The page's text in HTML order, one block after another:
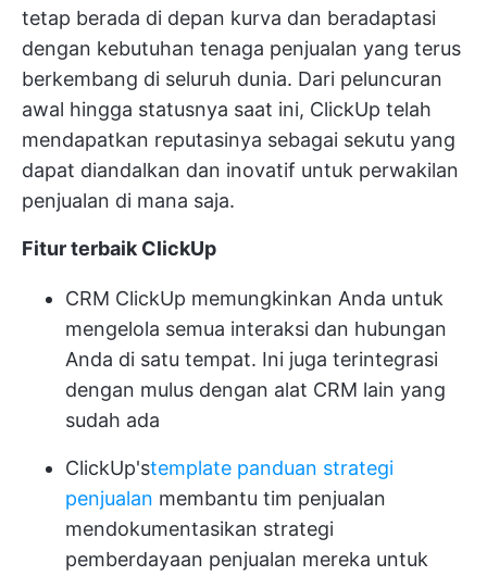
tetap berada di depan kurva dan beradaptasi
dengan kebutuhan tenaga penjualan yang terus
berkembang di seluruh dunia. Dari peluncuran
awal hingga statusnya saat ini, ClickUp telah
mendapatkan reputasinya sebagai sekutu yang
dapat diandalkan dan inovatif untuk perwakilan
penjualan di mana saja.
Fitur terbaik ClickUp
CRM ClickUp memungkinkan Anda untuk
mengelola semua interaksi dan hubungan
Anda di satu tempat. Ini juga terintegrasi
dengan mulus dengan alat CRM lain yang
sudah ada
ClickUp'stemplate panduan strategi
penjualan membantu tim penjualan
mendokumentasikan strategi
pemberdayaan penjualan mereka untuk